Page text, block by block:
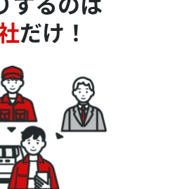
だけ！